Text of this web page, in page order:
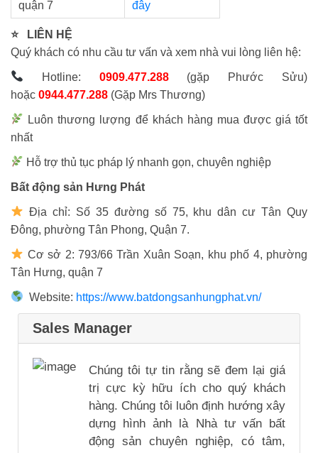
quận 7 đây
⭐ LIÊN HỆ
Quý khách có nhu cầu tư vấn và xem nhà vui lòng liên hệ:
Hotline: 0909.477.288(gặp Phước Sửu)
hoặc 0944.477.288 (Gặp Mrs Thương)
Luôn thương lượng để khách hàng mua được giá tốt
nhất
Hỗ trợ thủ tục pháp lý nhanh gọn, chuyên nghiệp
Bất động sản Hưng Phát
Địa chỉ: Số 35 đường số 75, khu dân cư Tân Quy
Đông, phường Tân Phong, Quận 7.
Cơ sở 2: 793/66 Trần Xuân Soạn, khu phố 4, phường
Tân Hưng, quận 7
Website: https://www.batdongsanhungphat.vn/
Sales Manager
Chúng tôi tự tin rằng sẽ đem lại giá
trị cực kỳ hữu ích cho quý khách
hàng. Chúng tôi luôn định hướng xây
dựng hình ảnh là Nhà tư vấn bất
động sản chuyên nghiệp, có tâm,